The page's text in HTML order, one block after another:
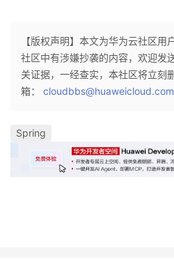
【版权声明】本文为华为云社区
社区中有涉嫌抄袭的内容，欢迎发
关证据，一经查实，本社区将立刻
箱： cloudbbs@huaweicloud.com
Spring